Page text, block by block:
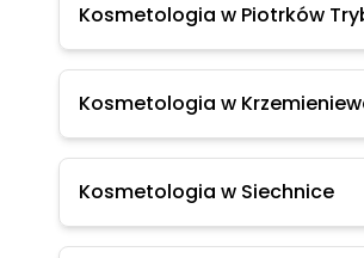
Kosmetologia w Piotrków
Kosmetologia w
Kosmetologia w Siechnice